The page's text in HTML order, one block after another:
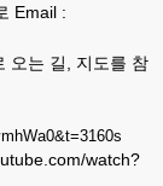
:
길, 지도를 참
watch?